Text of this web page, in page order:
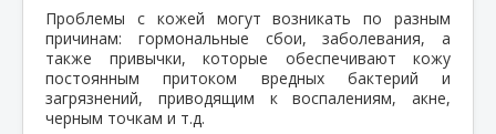
Проблемы с кожей могут возникать по разным
причинам: гормональные сбои, заболевания, а
также привычки, которые обеспечивают кожу
постоянным притоком вредных бактерий и
загрязнений, приводящим к воспалениям, акне,
черным точкам и т.д.